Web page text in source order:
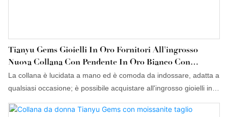
Tianyu Gems Gioielli In Oro Fornitori All'ingrosso
Nuova Collana Con Pendente In Oro Bianco Con
Moissanite E Diamanti Regalo Per La Fidanzata
La collana è lucidata a mano ed è comoda da indossare, adatta a
qualsiasi occasione; è possibile acquistare all'ingrosso gioielli in
moissanite.